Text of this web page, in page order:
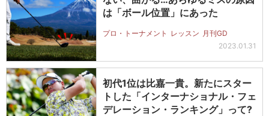
は「ボール位置」にあった
プロ・トーナメント レッスン 月刊GD
2023.01.31
初代1位は比嘉一貴。新たにスター
トした「インターナショナル・フェ
デレーション・ランキング」って?